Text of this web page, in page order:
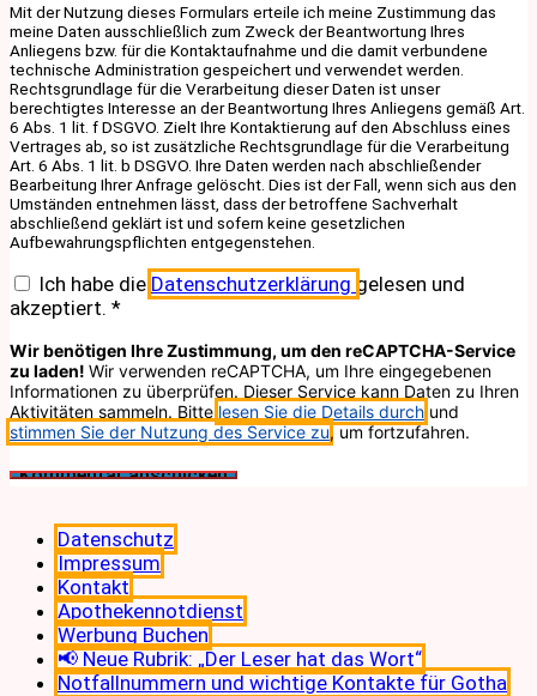
Mit der Nutzung dieses Formulars erteile ich meine Zustimmung das
meine Daten ausschließlich zum Zweck der Beantwortung Ihres
Anliegens bzw. für die Kontaktaufnahme und die damit verbundene
technische Administration gespeichert und verwendet werden.
Rechtsgrundlage für die Verarbeitung dieser Daten ist unser
berechtigtes Interesse an der Beantwortung Ihres Anliegens gemäß Art.
6 Abs. 1 lit. f DSGVO. Zielt Ihre Kontaktierung auf den Abschluss eines
Vertrages ab, so ist zusätzliche Rechtsgrundlage für die Verarbeitung
Art. 6 Abs. 1 lit. b DSGVO. Ihre Daten werden nach abschließender
Bearbeitung Ihrer Anfrage gelöscht. Dies ist der Fall, wenn sich aus den
Umständen entnehmen lässt, dass der betroffene Sachverhalt
abschließend geklärt ist und sofern keine gesetzlichen
Aufbewahrungspflichten entgegenstehen.
Ich habe die Datenschutzerklärung gelesen und
akzeptiert. *
Wir benötigen Ihre Zustimmung, um den reCAPTCHA-Service
zu laden! Wir verwenden reCAPTCHA, um Ihre eingegebenen
Informationen zu überprüfen. Dieser Service kann Daten zu Ihren
Aktivitäten sammeln. Bitte lesen Sie die Details durch und
stimmen Sie der Nutzung des Service zu, um fortzufahren.
Datenschutz
Impressum
Kontakt
Apothekennotdienst
Werbung Buchen
📢 Neue Rubrik: „Der Leser hat das Wort“
Notfallnummern und wichtige Kontakte für Gotha